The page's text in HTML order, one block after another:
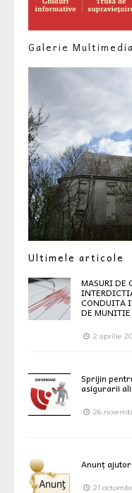
Galerie Multimedia
Ultimele articole
MASURI DE
CONDUITA
DE
2 aprilie
Sprijin
asigurarii
26
Anunț
21